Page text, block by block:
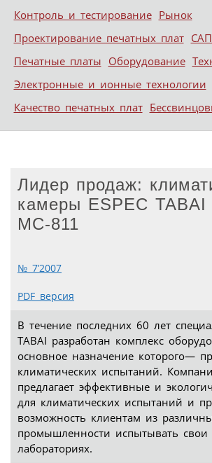
Контроль и тестирование Рынок
Проектирование печатных плат
Печатные платы Оборудование
Электронные и ионные технологии
Качество печатных плат
Лидер продаж:
камеры ESPEC TABAI
MC-811
№ 7’2007
PDF версия
В течение последних 60 лет
TABAI разработан комплекс
основное назначение которого—
климатических испытаний.
предлагает эффективные и
для климатических испытаний и
возможность клиентам из
промышленности испытывать свои
лабораториях.